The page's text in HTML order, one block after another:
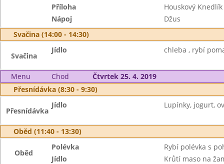
Příloha
Houskový Knedlík
Nápoj
Džus
Svačina (14:00 - 14:30)
Svačina
Jídlo chleba , rybí
Menu Chod
Čtvrtek 25. 4. 2019
Přesnídávka (8:30 - 9:30)
Přesnídávka
Jídlo Lupínky, jogurt,
Oběd (11:40 - 13:30)
Oběd
Polévka
Rybí polévka s
Jídlo
Krůtí maso na